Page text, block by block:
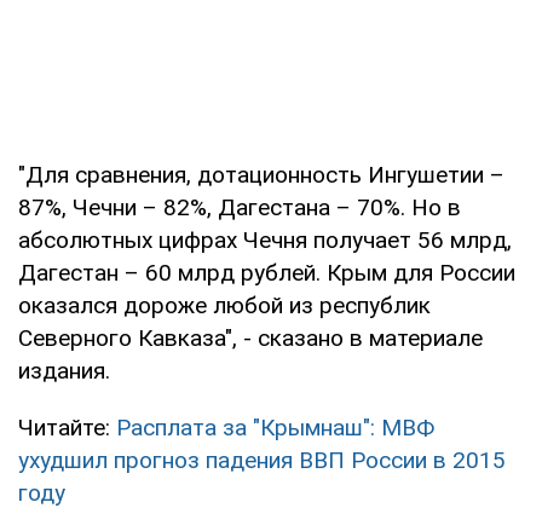
"Для сравнения, дотационность Ингушетии –
87%, Чечни – 82%, Дагестана – 70%. Но в
абсолютных цифрах Чечня получает 56 млрд,
Дагестан – 60 млрд рублей. Крым для России
оказался дороже любой из республик
Северного Кавказа", - сказано в материале
издания.
Читайте: Расплата за "Крымнаш": МВФ
ухудшил прогноз падения ВВП России в 2015
году